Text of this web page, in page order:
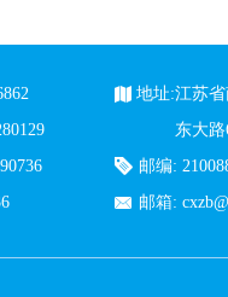
地址:江苏
东大
邮编:
邮箱: